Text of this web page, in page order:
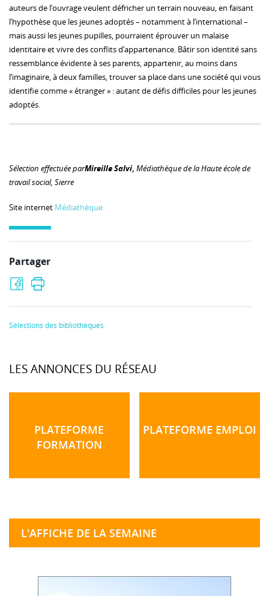
auteurs de l’ouvrage veulent défricher un terrain nouveau, en faisant
l’hypothèse que les jeunes adoptés – notamment à l’international –
mais aussi les jeunes pupilles, pourraient éprouver un malaise
identitaire et vivre des conflits d’appartenance. Bâtir son identité sans
ressemblance évidente à ses parents, appartenir, au moins dans
l’imaginaire, à deux familles, trouver sa place dans une société qui vous
identifie comme « étranger » : autant de défis difficiles pour les jeunes
adoptés.
Sélection effectuée parMireille Salvi, Médiathèque de la Haute école de
travail social, Sierre
Site internet Médiathèque
Partager
Sélections des bibliothèques
LES ANNONCES DU RÉSEAU
PLATEFORME
FORMATION
PLATEFORME EMPLOI
L'AFFICHE DE LA SEMAINE